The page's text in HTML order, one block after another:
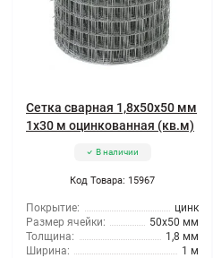
Сетка сварная 1,8x50x50 мм
1x30 м оцинкованная (кв.м)
В наличии
Код Товара: 15967
Покрытие:
цинк
Размер ячейки:
50x50 мм
Толщина:
1,8 мм
Ширина:
1 м